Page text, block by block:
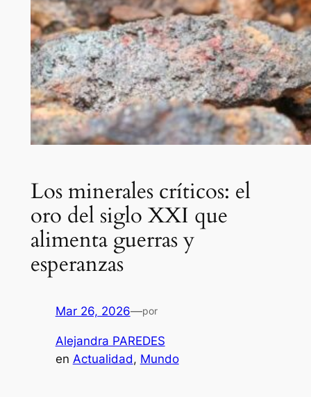
Los minerales críticos: el
oro del siglo XXI que
alimenta guerras y
esperanzas
Mar 26, 2026—por
Alejandra PAREDES
en Actualidad, Mundo